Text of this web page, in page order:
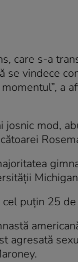
care s-a
se vindece
a
mod,
puţin 25
agresată